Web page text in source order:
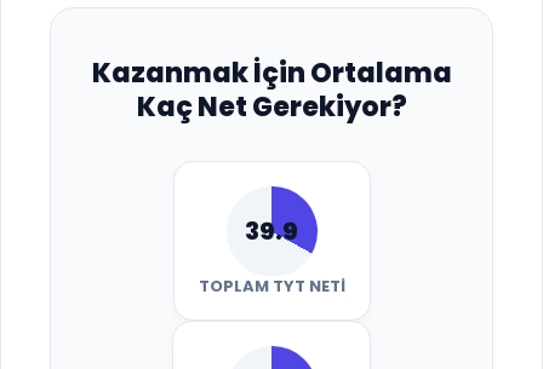
Kazanmak İçin Ortalama
Kaç Net Gerekiyor?
39.9
TOPLAM TYT NETI